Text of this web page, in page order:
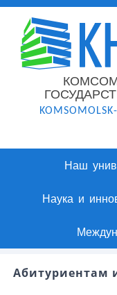
Наш
Наука и
Абитуриентам